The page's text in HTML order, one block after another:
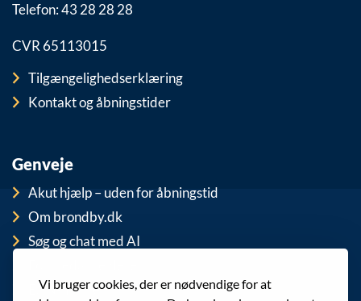
Vi bruger cookies, der er nødvendige for at
Telefon: 43 28 28 28
CVR 65113015
Tilgængelighedserklæring
Kontakt og åbningstider
Genveje
Akut hjælp – uden for åbningstid
Om brondby.dk
Søg og chat med AI
EAN-numre